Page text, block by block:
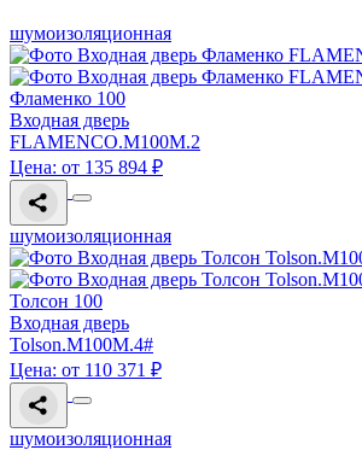
шумоизоляционная
Фламенко 100
Входная дверь
FLAMENCO.M100M.2
Цена: от 135 894 ₽
шумоизоляционная
Толсон 100
Входная дверь
Tolson.M100M.4#
Цена: от 110 371 ₽
шумоизоляционная